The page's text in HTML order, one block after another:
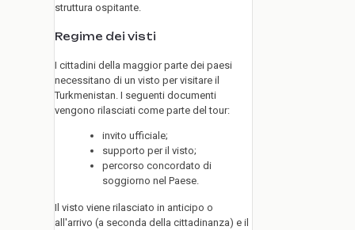
struttura ospitante.
Regime dei visti
I cittadini della maggior parte dei paesi
necessitano di un visto per visitare il
Turkmenistan. I seguenti documenti
vengono rilasciati come parte del tour:
invito ufficiale;
supporto per il visto;
percorso concordato di
soggiorno nel Paese.
Il visto viene rilasciato in anticipo o
all'arrivo (a seconda della cittadinanza) e il